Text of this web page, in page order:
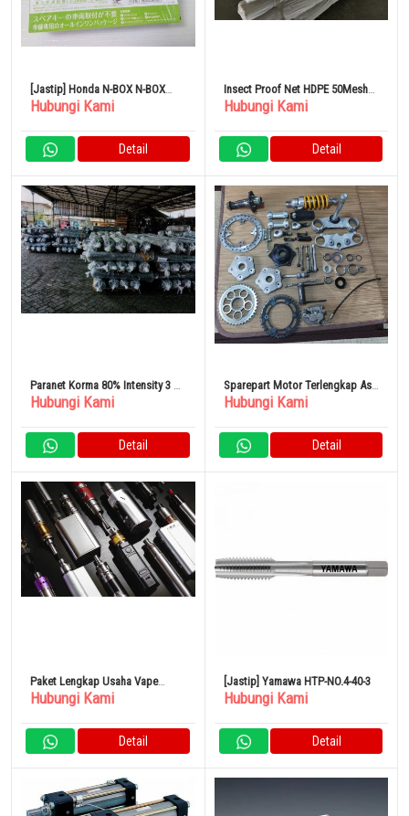
[Jastip] Honda N-BOX N-BOX
Custom TE-W73HG Engine
Hubungi Kami
Detail
Insect Proof Net HDPE 50Mesh
60g/sqm 2 x 100 Meter
Hubungi Kami
Detail
Paranet Korma 80% Intensity 3 x
100 Meter
Hubungi Kami
Detail
Sparepart Motor Terlengkap Asli
Dari Jepang
Hubungi Kami
Detail
Paket Lengkap Usaha Vape
Store (Rokok Elektrik)
Hubungi Kami
Detail
[Jastip] Yamawa HTP-NO.4-40-3
Hubungi Kami
Detail